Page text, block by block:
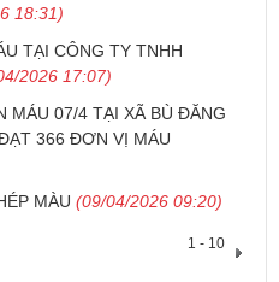
18:31)
TẠI CÔNG TY TNHH
2026 17:07)
MÁU 07/4 TẠI XÃ BÙ ĐĂNG
366 ĐƠN VỊ MÁU
MÀU (09/04/2026 09:20)
1 - 10